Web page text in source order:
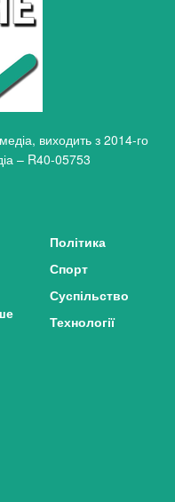
виходить з 2014-го
– R40-05753
Політика
Спорт
Суспільство
Технології